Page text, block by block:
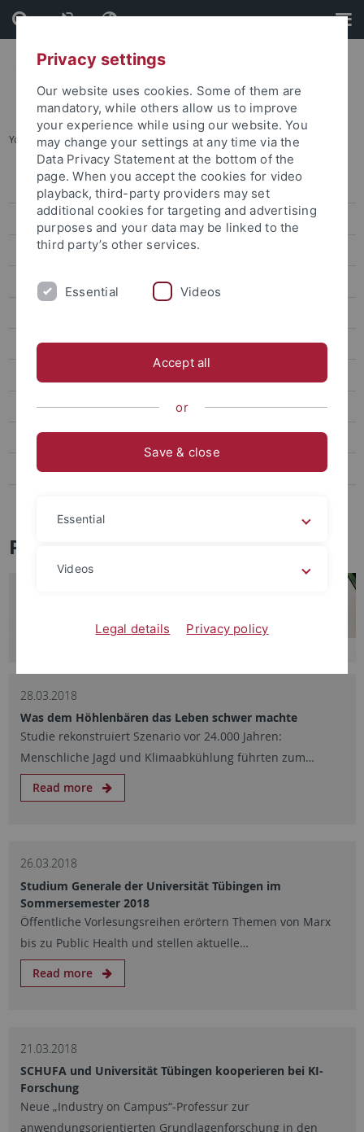
Skip
to
content
Skip
to
footer
You are here: Startseite ... Archiv
Pressemitteilungen
Archiv
attempto online
Newsletter Uni Tübingen aktuell
Publikationen
Social Media
Videos
Podcasts
Personalia
Pressemitteilungen - Archiv
28.03.2018
Was dem Höhlenbären das Leben schwer machte
Studie rekonstruiert Szenario vor 24.000 Jahren:
Menschliche Jagd und Klimaabkühlung führten zum…
Read more
26.03.2018
Studium Generale der Universität Tübingen im
Sommersemester 2018
Öffentliche Vorlesungsreihen erörtern Themen von Marx
bis zu Public Health und stellen aktuelle…
Read more
21.03.2018
SCHUFA und Universität Tübingen kooperieren bei KI-
Forschung
Neue „Industry on Campus“-Professur zur
anwendungsorientierten Grundlagenforschung in den
Privacy settings
Our website uses cookies. Some of them are
mandatory, while others allow us to improve
your experience while using our website. You
may change your settings at any time via the
Data Privacy Statement at the bottom of the
page. When you accept the cookies for video
playback, third-party providers may set
additional cookies for targeting and advertising
purposes and your data may be linked to the
third party’s other services.
Essential Videos
Accept all
or
Save & close
Essential
Videos
Legal details Privacy policy